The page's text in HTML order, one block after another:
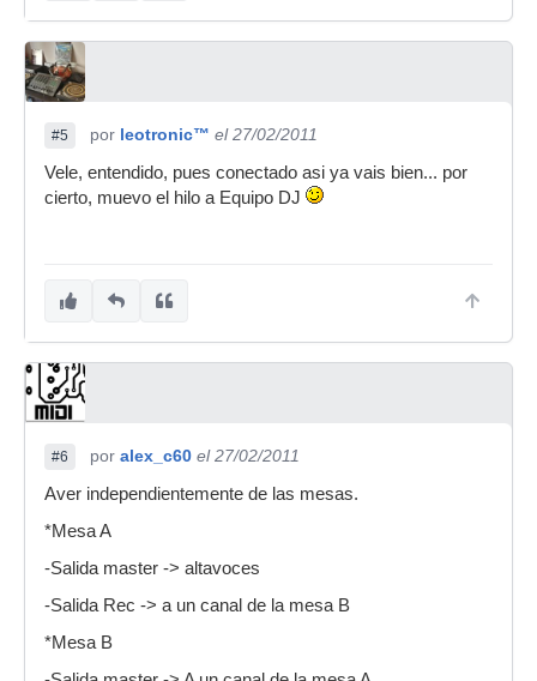
#5 por leotronic™ el 27/02/2011
Vele, entendido, pues conectado asi ya vais bien... por
cierto, muevo el hilo a Equipo DJ
#6 por alex_c60 el 27/02/2011
Aver independientemente de las mesas.
*Mesa A
-Salida master -> altavoces
-Salida Rec -> a un canal de la mesa B
*Mesa B